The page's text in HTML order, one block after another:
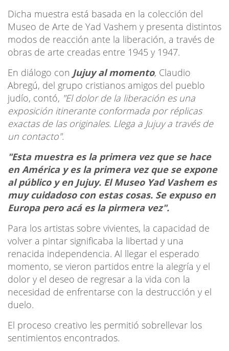
Dicha muestra está basada en la colección del
Museo de Arte de Yad Vashem y presenta distintos
modos de reacción ante la liberación, a través de
obras de arte creadas entre 1945 y 1947.
En diálogo con Jujuy al momento, Claudio
Abregú, del grupo cristianos amigos del pueblo
judío, contó, "El dolor de la liberación es una
exposición itinerante conformada por réplicas
exactas de las originales. Llega a Jujuy a través de
un contacto".
"Esta muestra es la primera vez que se hace
en América y es la primera vez que se expone
al público y en Jujuy. El Museo Yad Vashem es
muy cuidadoso con estas cosas. Se expuso en
Europa pero acá es la pirmera vez".
Para los artistas sobre vivientes, la capacidad de
volver a pintar significaba la libertad y una
renacida independencia. Al llegar el esperado
momento, se vieron partidos entre la alegría y el
dolor y el deseo de regresar a la vida con la
necesidad de enfrentarse con la destrucción y el
duelo.
El proceso creativo les permitió sobrellevar los
sentimientos encontrados.